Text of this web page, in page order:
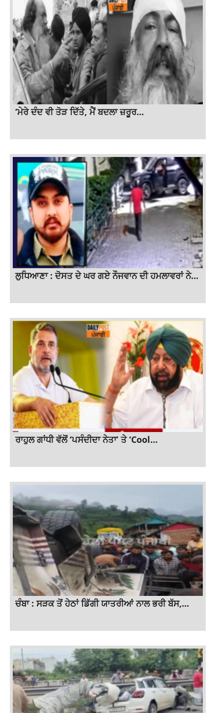
‘ਮੇਰੇ ਦੰਦ ਵੀ ਤੋੜ ਦਿੱਤੇ, ਮੈਂ ਬਦਲਾ ਜ਼ਰੂਰ...
ਲੁਧਿਆਣਾ : ਦੋਸਤ ਦੇ ਘਰ ਗਏ ਨੌਜਵਾਨ ਦੀ ਹਮਲਾਵਰਾਂ ਨੇ...
ਰਾਹੁਲ ਗਾਂਧੀ ਵੱਲੋਂ ‘ਪਸੰਦੀਦਾ ਨੇਤਾ’ ਤੇ ‘Cool...
ਚੰਬਾ : ਸੜਕ ਤੋਂ ਹੇਠਾਂ ਡਿੱਗੀ ਯਾਤਰੀਆਂ ਨਾਲ ਭਰੀ ਬੱਸ,...